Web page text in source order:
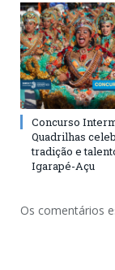
Concurso
Quadrilhas
tradição e
Igarapé-Açu
Os comentários